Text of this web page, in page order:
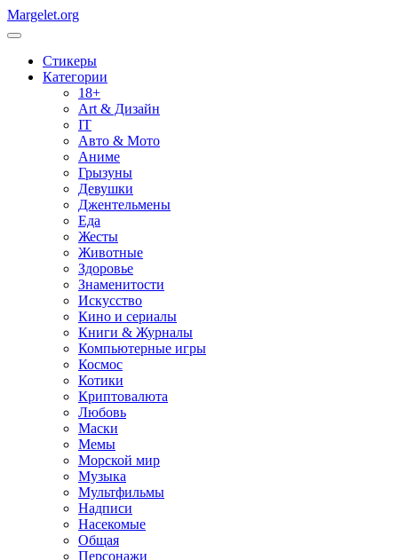
Margelet.org
Стикеры
Категории
18+
Art & Дизайн
IT
Авто & Мото
Аниме
Грызуны
Девушки
Джентельмены
Еда
Жесты
Животные
Здоровье
Знаменитости
Искусство
Кино и сериалы
Книги & Журналы
Компьютерные игры
Космос
Котики
Криптовалюта
Любовь
Маски
Мемы
Морской мир
Музыка
Мультфильмы
Надписи
Насекомые
Общая
Персонажи